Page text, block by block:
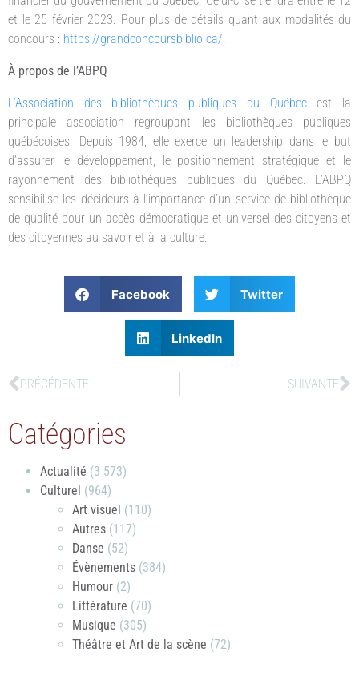
et le 25 février 2023. Pour plus de détails quant aux modalités du
concours : https://grandconcoursbiblio.ca/.
À propos de l’ABPQ
L’Association des bibliothèques publiques du Québecest la
principale association regroupant les bibliothèques publiques
québécoises. Depuis 1984, elle exerce un leadership dans le but
d’assurer le développement, le positionnement stratégique et le
rayonnement des bibliothèques publiques du Québec. L’ABPQ
sensibilise les décideurs à l’importance d’un service de bibliothèque
de qualité pour un accès démocratique et universel des citoyens et
des citoyennes au savoir et à la culture.
Facebook Twitter
LinkedIn
PRÉCÉDENTE SUIVANTE
Catégories
Actualité (3 573)
Culturel (964)
Art visuel (110)
Autres (117)
Danse (52)
Évènements (384)
Humour (2)
Littérature (70)
Musique (305)
Théâtre et Art de la scène (72)